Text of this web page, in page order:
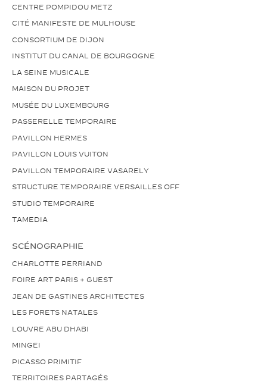
CENTRE POMPIDOU METZ
CITÉ MANIFESTE DE MULHOUSE
CONSORTIUM DE DIJON
INSTITUT DU CANAL DE BOURGOGNE
LA SEINE MUSICALE
MAISON DU PROJET
MUSÉE DU LUXEMBOURG
PASSERELLE TEMPORAIRE
PAVILLON HERMES
PAVILLON LOUIS VUITON
PAVILLON TEMPORAIRE VASARELY
STRUCTURE TEMPORAIRE VERSAILLES OFF
STUDIO TEMPORAIRE
TAMEDIA
SCÉNOGRAPHIE
CHARLOTTE PERRIAND
FOIRE ART PARIS + GUEST
JEAN DE GASTINES ARCHITECTES
LES FORETS NATALES
LOUVRE ABU DHABI
MINGEI
PICASSO PRIMITIF
TERRITOIRES PARTAGÉS